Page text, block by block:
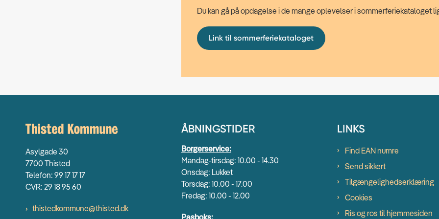
Du kan gå på opdagelse i de mange oplevelser i sommerferiekataloget
Link til sommerferiekataloget
Asylgade 30
7700 Thisted
Telefon: 99 17 17 17
CVR: 29 18 95 60
thistedkommune@thisted.dk
ÅBNINGSTIDER
Borgerservice:
Mandag-tirsdag: 10.00 - 14.30
Onsdag: Lukket
Torsdag: 10.00 - 17.00
Fredag: 10.00 - 12.00
LINKS
Find EAN numre
Send sikkert
Tilgængelighedserklæring
Cookies
Ris og ros til hjemmesiden